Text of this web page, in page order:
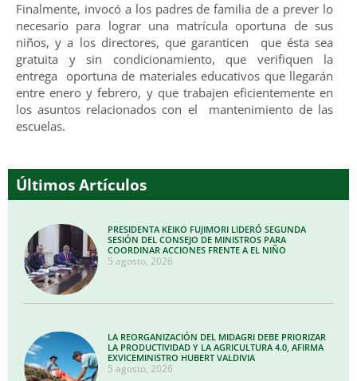
Finalmente, invocó a los padres de familia de a prever lo
necesario para lograr una matrícula oportuna de sus
niños, y a los directores, que garanticen que ésta sea
gratuita y sin condicionamiento, que verifiquen la
entrega oportuna de materiales educativos que llegarán
entre enero y febrero, y que trabajen eficientemente en
los asuntos relacionados con el mantenimiento de las
escuelas.
Últimos Artículos
PRESIDENTA KEIKO FUJIMORI LIDERÓ SEGUNDA
SESIÓN DEL CONSEJO DE MINISTROS PARA
COORDINAR ACCIONES FRENTE A EL NIÑO
5 agosto, 2026
LA REORGANIZACIÓN DEL MIDAGRI DEBE PRIORIZAR
LA PRODUCTIVIDAD Y LA AGRICULTURA 4.0, AFIRMA
EXVICEMINISTRO HUBERT VALDIVIA
5 agosto, 2026